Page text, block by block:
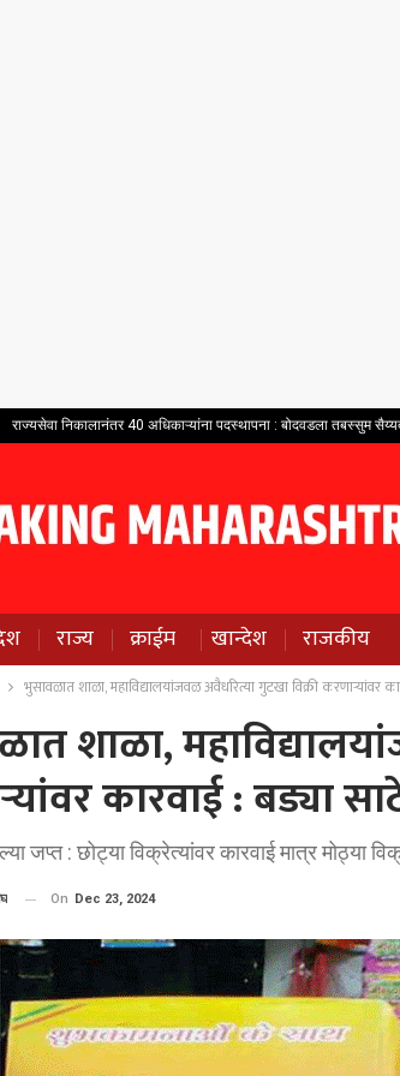
राज्यसेवा निकालानंतर 40 अधिकाऱ्यांना पदस्थापना : बोदवडला तबस्सुम
राज्य क्राईम खान्देश राजकीय
भुसावळात शाळा, महाविद्यालयांजवळ अवैधरित्या गुटखा विक्री करणार्‍यांवर
शाळा,
कारवाई : बड्या
जप्त : छोट्या विक्रेत्यांवर कारवाई मात्र मोठ्या
On Dec 23, 2024